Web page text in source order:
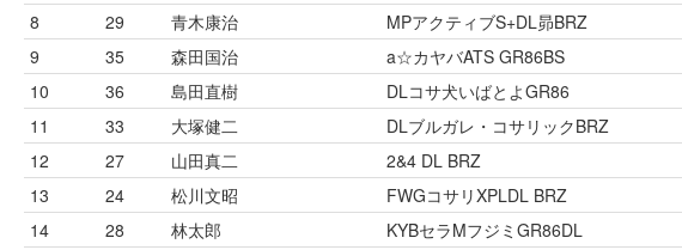
8
29 青木康治 MPアクティブS+DL昴BRZ
9
35 森田国治 a☆カヤバATS GR86BS
10
36 島田直樹 DLコサ犬いばとよGR86
11
33 大塚健二 DLブルガレ・コサリックBRZ
12
27 山田真二 2&4 DL BRZ
13
24 松川文昭 FWGコサリXPLDL BRZ
14
28 林太郎 KYBセラMフジミGR86DL